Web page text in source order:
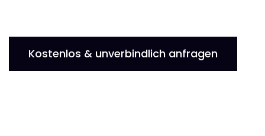
Kostenlos & unverbindlich anfragen